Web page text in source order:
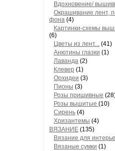
Вдохновение/
Окрашивание лент,
фона (4)
Картинки-схемы
(6)
Цветы из лент... (41)
Анютины глазки (1)
Лаванда (2)
Клевер (1)
Орхидеи (3)
Пионы (3)
Розы пришивные
Розы вышитые (10)
Сирень (4)
Хризантемы (4)
ВЯЗАНИЕ (135)
Вязание для
Вязаные сумки (1)